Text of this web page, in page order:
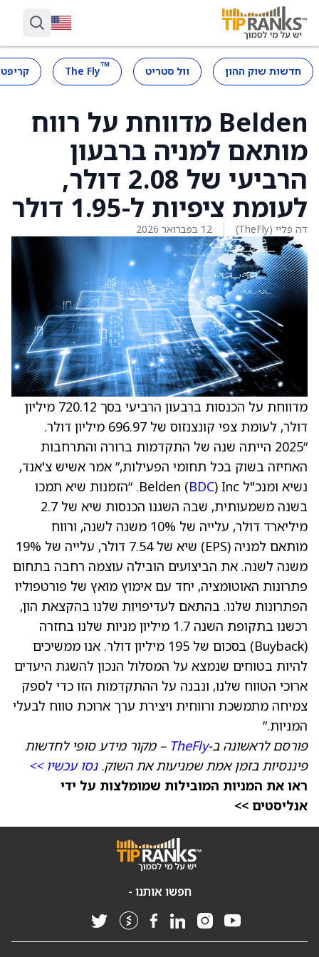
חדשות שוק ההון וול סטריט ™
The Fly
Belden מדווחת על רווח
מותאם למניה ברבעון
הרביעי של 2.08 דולר,
לעומת ציפיות ל-1.95 דולר
דה פליי (TheFly) 12 בפברואר 2026
מדווחת על הכנסות ברבעון הרביעי בסך 720.12 מיליון
דולר, לעומת צפי קונצנזוס של 696.97 מיליון דולר.
“2025 הייתה שנה של התקדמות ברורה והתרחבות
האחיזה בשוק בכל תחומי הפעילות,” אמר אשיש צ'אנד,
נשיא ומנכ"ל Belden (
BDC
) Inc. “הזמנות שיא תמכו
בשנה משמעותית, שבה השגנו הכנסות שיא של 2.7
מיליארד דולר, עלייה של 10% משנה לשנה, ורווח
מותאם למניה (EPS) שיא של 7.54 דולר, עלייה של 19%
משנה לשנה. את הביצועים הובילה עוצמה רחבה בתחום
פתרונות האוטומציה, יחד עם אימוץ מואץ של פורטפוליו
הפתרונות שלנו. בהתאם לעדיפויות שלנו בהקצאת הון,
רכשנו בתקופת השנה 1.7 מיליון מניות שלנו בחזרה
(Buyback) בסכום של 195 מיליון דולר. אנו ממשיכים
להיות בטוחים שנמצא על המסלול הנכון להשגת היעדים
ארוכי הטווח שלנו, ונבנה על ההתקדמות הזו כדי לספק
צמיחה מתמשכת ורווחית ויצירת ערך ארוכת טווח לבעלי
המניות.”
פורסם לראשונה ב-TheFly – מקור מידע סופי לחדשות
פיננסיות בזמן אמת שמניעות את השוק.נסו עכשיו >>
ראו את המניות המובילות שמומלצות על ידי
אנליסטים >>
חפשו אותנו -